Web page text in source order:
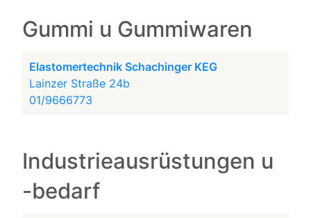
Gummi u Gummiwaren
Elastomertechnik Schachinger KEG
Lainzer Straße 24b
01/9666773
Industrieausrüstungen u
-bedarf